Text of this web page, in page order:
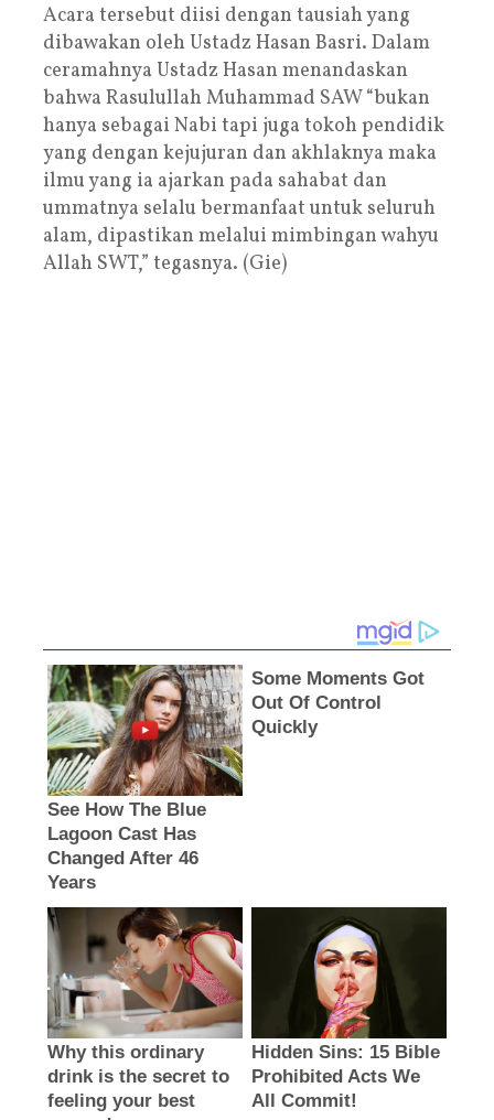
Acara tersebut diisi dengan tausiah yang
dibawakan oleh Ustadz Hasan Basri. Dalam
ceramahnya Ustadz Hasan menandaskan
bahwa Rasulullah Muhammad SAW “bukan
hanya sebagai Nabi tapi juga tokoh pendidik
yang dengan kejujuran dan akhlaknya maka
ilmu yang ia ajarkan pada sahabat dan
ummatnya selalu bermanfaat untuk seluruh
alam, dipastikan melalui mimbingan wahyu
Allah SWT,” tegasnya. (Gie)